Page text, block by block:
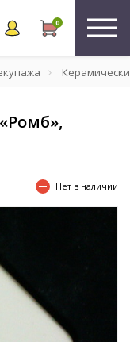
0
Нет в наличии